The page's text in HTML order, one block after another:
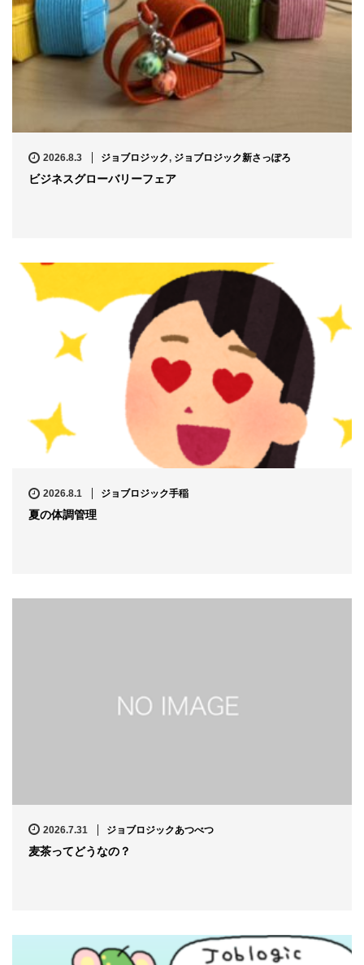
2026.8.3 ジョブロジック, ジョブロジック新さっぽろ
ビジネスグローバリーフェア
2026.8.1 ジョブロジック手稲
夏の体調管理
2026.7.31 ジョブロジックあつべつ
麦茶ってどうなの？